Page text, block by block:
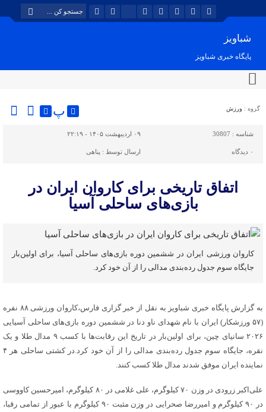
شباویز
پایگاه خبری شباویز
گروه : ورزش پ
شناسه : 30807 ۰۹ اردیبهشت ۱۴۰۵ - ۲۲:۱۹
۰ دیدگاه ارسال توسط : پناهی
اتفاق تاریخی برای کاروان ایران در
بازی‌های ساحلی آسیا
کاروان ورزشی ایران در ششمین دوره بازی‌های ساحلی آسیا، برای اولین‌بار
جایگاه سوم جدول رده‌بندی مدالی را از آن خود کرد.
به گزارش پایگاه خبری شباویز به نقل از خبر گزاری فارس،کاروان ورزشی ۸۸ نفره
(۵۷ ورزشکار) ایران با نام شهدای ناو دنا در ششمین دوره بازی‌های ساحلی آسیایی
۲۰۲۶ سانیای چین، برای اولین‌بار در تاریخ این رقابت‌ها با کسب ۹ مدال طلا و یک
نقره، جایگاه سوم جدول رده‌بندی مدالی را از آن خود کرد.در کشتی ساحلی هر ۴
نماینده ایران موفق شدند مدال طلا کسب کنند.
علی‌اکبر زرودی در وزن ۷۰ کیلوگرم، علی غلامی در ۸۰ کیلوگرم، امیرحسین کاووسی
در ۹۰ کیلوگرم و امیررضا صحرایی در وزن مثبت ۹۰ کیلوگرم با عبور از تمامی رقبا،